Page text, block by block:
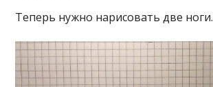
Теперь нужно нарисовать две ноги.